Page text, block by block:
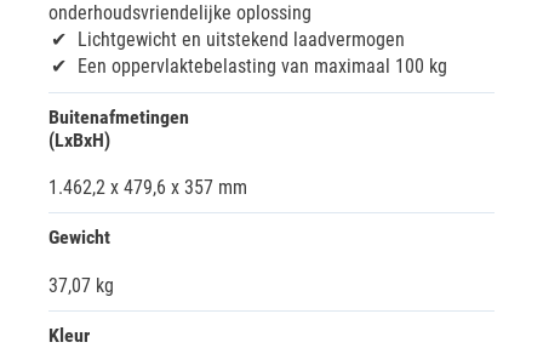
onderhoudsvriendelijke oplossing
Lichtgewicht en uitstekend laadvermogen
Een oppervlaktebelasting van maximaal 100 kg
Buitenafmetingen
(LxBxH)
1.462,2 x 479,6 x 357 mm
Gewicht
37,07 kg
Kleur